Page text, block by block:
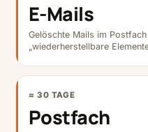
E-Mails
Gelöschte Mails im
„wiederherstellbare
≈ 30 TAGE
Postfach